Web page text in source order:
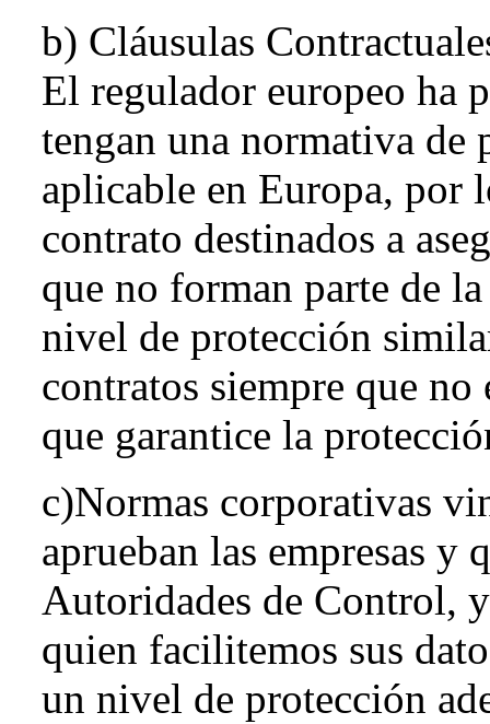
b) Cláusulas
El regulador europeo ha
tengan una normativa de
aplicable en Europa, por
contrato destinados a
que no forman parte de
nivel de protección
contratos siempre que
que garantice la
c)Normas corporativas
aprueban las empresas y
Autoridades de Control,
quien facilitemos sus
un nivel de protección